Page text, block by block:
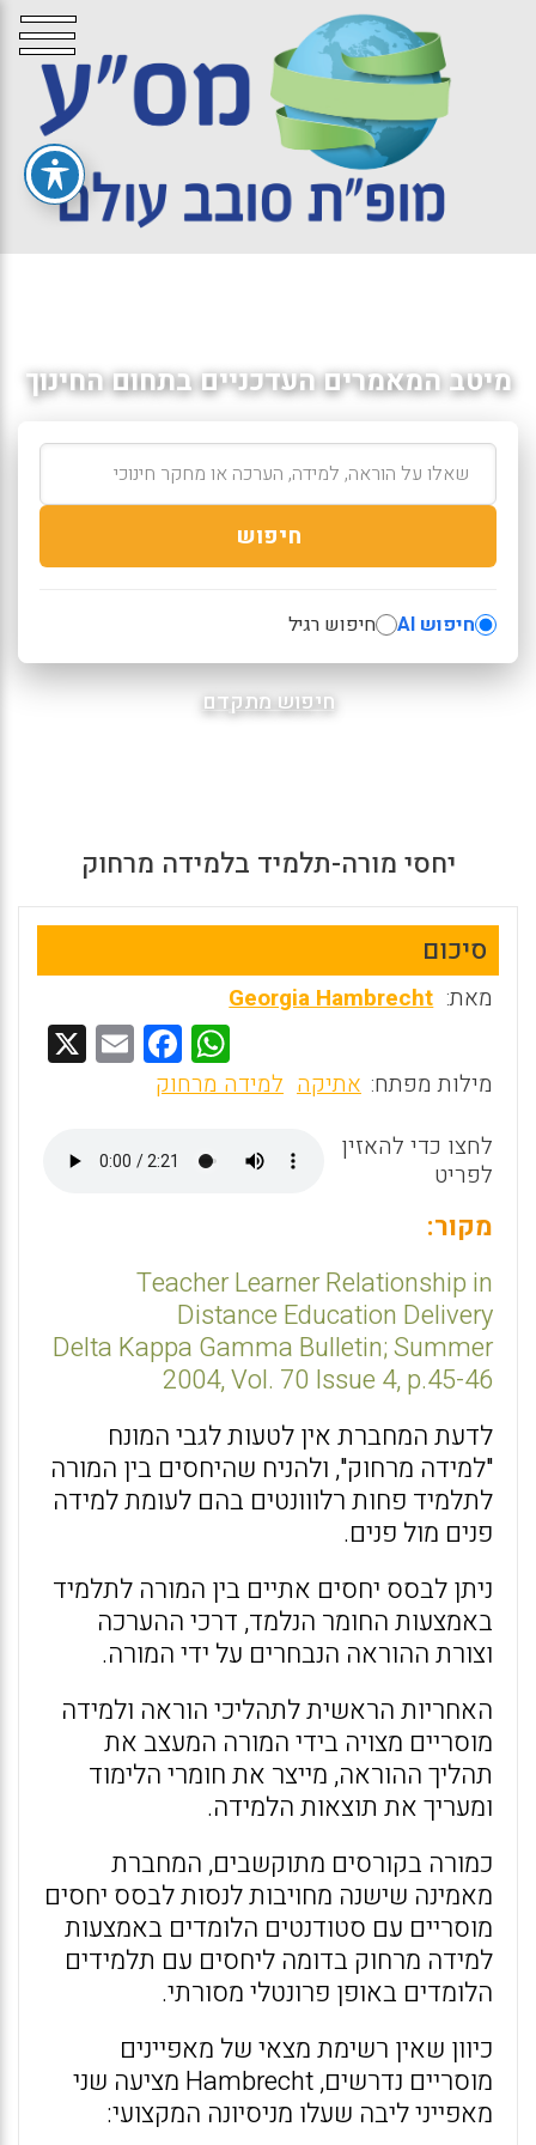
מיטב המאמרים העדכניים בתחום החינוך
חיפוש
חיפוש AI חיפוש רגיל
חיפוש מתקדם
יחסי מורה-תלמיד בלמידה מרחוק
סיכום
מאת: Georgia Hambrecht
W
h
s
p
F
a
b
k
E
m מילות מפתח: אתיקה למידה מרחוק
לחצו כדי להאזין
לפריט
מקור:
Teacher Learner Relationship in
Distance Education Delivery
Delta Kappa Gamma Bulletin; Summer
2004, Vol. 70 Issue 4, p.45-46
לדעת המחברת אין לטעות לגבי המונח
"למידה מרחוק", ולהניח שהיחסים בין המורה
לתלמיד פחות רלווונטים בהם לעומת למידה
פנים מול פנים.
ניתן לבסס יחסים אתיים בין המורה לתלמיד
באמצעות החומר הנלמד, דרכי ההערכה
וצורת ההוראה הנבחרים על ידי המורה.
האחריות הראשית לתהליכי הוראה ולמידה
מוסריים מצויה בידי המורה המעצב את
תהליך ההוראה, מייצר את חומרי הלימוד
ומעריך את תוצאות הלמידה.
כמורה בקורסים מתוקשבים, המחברת
מאמינה שישנה מחויבות לנסות לבסס יחסים
מוסריים עם סטודנטים הלומדים באמצעות
למידה מרחוק בדומה ליחסים עם תלמידים
הלומדים באופן פרונטלי מסורתי.
כיוון שאין רשימת מצאי של מאפיינים
מוסריים נדרשים, Hambrecht מציעה שני
מאפייני ליבה שעלו מניסיונה המקצועי: